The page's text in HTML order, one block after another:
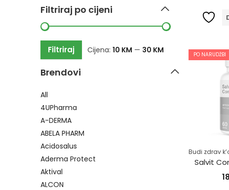
PO NARUDŽBI
Budi zdrav
Salvit
Filtriraj po cijeni
Filtriraj Cijena: 10 KM — 30 KM
Brendovi
All
4UPharma
A-DERMA
ABELA PHARM
Acidosalus
Aderma Protect
Aktival
ALCON